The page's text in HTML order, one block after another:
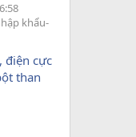
khẩu-
điện cực
than